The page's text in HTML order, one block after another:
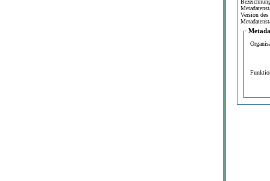
Version des